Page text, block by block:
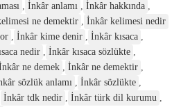
, İnkâr anlamı , İnkâr hakkında ,
ne demektir , İnkâr kelimesi nedir
, İnkâr kime denir , İnkâr kısaca ,
nedir , İnkâr kısaca sözlükte ,
ne demek , İnkâr ne demektir ,
sözlük anlamı , İnkâr sözlükte ,
İnkâr tdk nedir , İnkâr türk dil kurumu ,